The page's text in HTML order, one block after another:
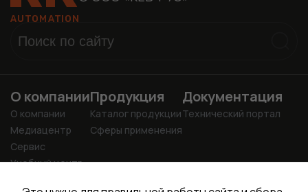
О компании
О компании
Медиацентр
Сервис
Учебный центр
Продукция
Каталог продукции
Сферы применения
Документация
Технический портал